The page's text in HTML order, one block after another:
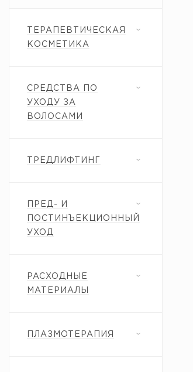
ТЕРАПЕВТИЧЕСКАЯ
КОСМЕТИКА
СРЕДСТВА ПО
УХОДУ ЗА
ВОЛОСАМИ
ТРЕДЛИФТИНГ
ПРЕД- И
ПОСТИНЪЕКЦИОННЫЙ
УХОД
РАСХОДНЫЕ
МАТЕРИАЛЫ
ПЛАЗМОТЕРАПИЯ